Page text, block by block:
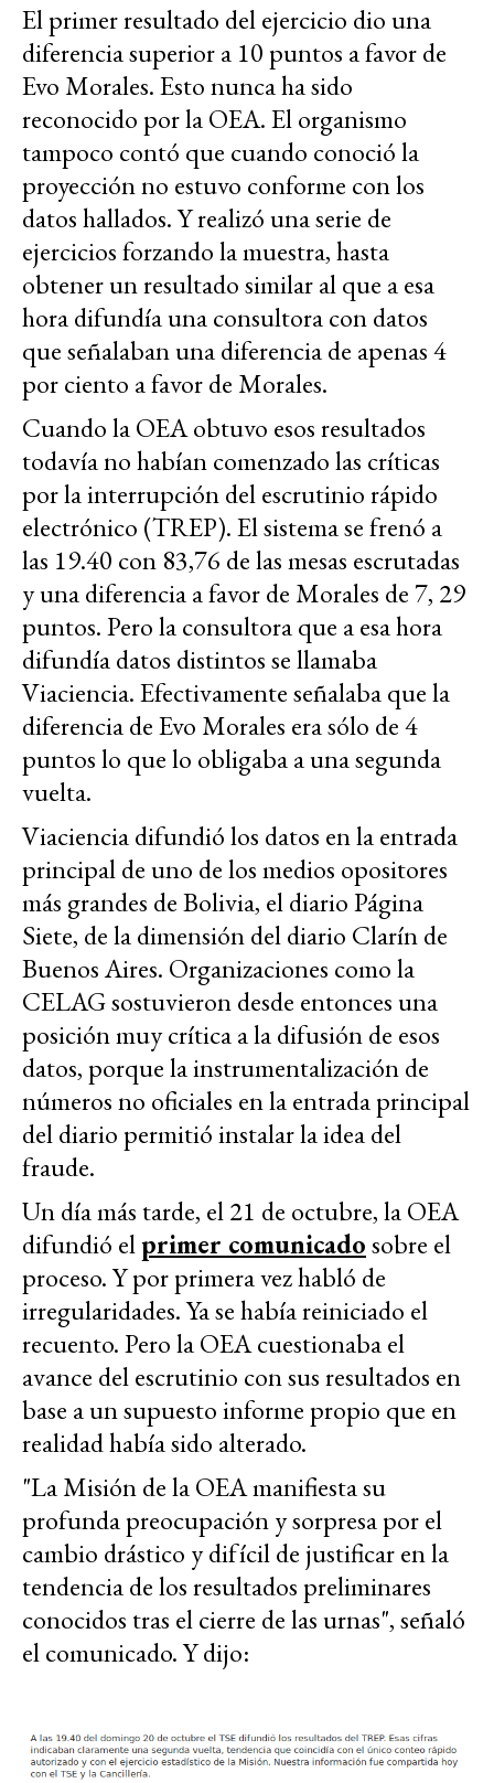
El primer resultado del ejercicio dio una
diferencia superior a 10 puntos a favor de
Evo Morales. Esto nunca ha sido
reconocido por la OEA. El organismo
tampoco contó que cuando conoció la
proyección no estuvo conforme con los
datos hallados. Y realizó una serie de
ejercicios forzando la muestra, hasta
obtener un resultado similar al que a esa
hora difundía una consultora con datos
que señalaban una diferencia de apenas 4
por ciento a favor de Morales.
Cuando la OEA obtuvo esos resultados
todavía no habían comenzado las críticas
por la interrupción del escrutinio rápido
electrónico (TREP). El sistema se frenó a
las 19.40 con 83,76 de las mesas escrutadas
y una diferencia a favor de Morales de 7, 29
puntos. Pero la consultora que a esa hora
difundía datos distintos se llamaba
Viaciencia. Efectivamente señalaba que la
diferencia de Evo Morales era sólo de 4
puntos lo que lo obligaba a una segunda
vuelta.
Viaciencia difundió los datos en la entrada
principal de uno de los medios opositores
más grandes de Bolivia, el diario Página
Siete, de la dimensión del diario Clarín de
Buenos Aires. Organizaciones como la
CELAG sostuvieron desde entonces una
posición muy crítica a la difusión de esos
datos, porque la instrumentalización de
números no oficiales en la entrada principal
del diario permitió instalar la idea del
fraude.
Un día más tarde, el 21 de octubre, la OEA
difundió elprimer comunicadosobre el
proceso. Y por primera vez habló de
irregularidades. Ya se había reiniciado el
recuento. Pero la OEA cuestionaba el
avance del escrutinio con sus resultados en
base a un supuesto informe propio que en
realidad había sido alterado.
"La Misión de la OEA manifiesta su
profunda preocupación y sorpresa por el
cambio drástico y difícil de justificar en la
tendencia de los resultados preliminares
conocidos tras el cierre de las urnas", señaló
el comunicado. Y dijo: